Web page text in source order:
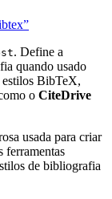
. Define a
quando usado
BibTeX,
o CiteDrive
usada para criar
ferramentas
de bibliografia